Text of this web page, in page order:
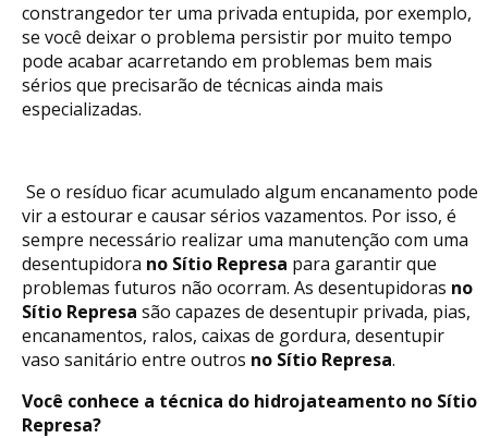
constrangedor ter uma privada entupida, por exemplo,
se você deixar o problema persistir por muito tempo
pode acabar acarretando em problemas bem mais
sérios que precisarão de técnicas ainda mais
especializadas.
Se o resíduo ficar acumulado algum encanamento pode
vir a estourar e causar sérios vazamentos. Por isso, é
sempre necessário realizar uma manutenção com uma
desentupidora no Sítio Represa para garantir que
problemas futuros não ocorram. As desentupidoras no
Sítio Represa são capazes de desentupir privada, pias,
encanamentos, ralos, caixas de gordura, desentupir
vaso sanitário entre outros no Sítio Represa.
Você conhece a técnica do hidrojateamento no Sítio
Represa?